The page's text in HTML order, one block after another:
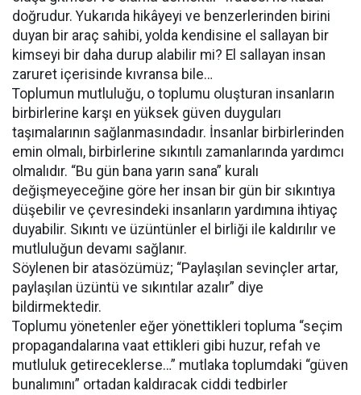
doğrudur. Yukarıda hikâyeyi ve benzerlerinden birini
duyan bir araç sahibi, yolda kendisine el sallayan bir
kimseyi bir daha durup alabilir mi? El sallayan insan
zaruret içerisinde kıvransa bile…
Toplumun mutluluğu, o toplumu oluşturan insanların
birbirlerine karşı en yüksek güven duyguları
taşımalarının sağlanmasındadır. İnsanlar birbirlerinden
emin olmalı, birbirlerine sıkıntılı zamanlarında yardımcı
olmalıdır. “Bu gün bana yarın sana” kuralı
değişmeyeceğine göre her insan bir gün bir sıkıntıya
düşebilir ve çevresindeki insanların yardımına ihtiyaç
duyabilir. Sıkıntı ve üzüntünler el birliği ile kaldırılır ve
mutluluğun devamı sağlanır.
Söylenen bir atasözümüz; “Paylaşılan sevinçler artar,
paylaşılan üzüntü ve sıkıntılar azalır” diye
bildirmektedir.
Toplumu yönetenler eğer yönettikleri topluma “seçim
propagandalarına vaat ettikleri gibi huzur, refah ve
mutluluk getireceklerse…” mutlaka toplumdaki “güven
bunalımını” ortadan kaldıracak ciddi tedbirler